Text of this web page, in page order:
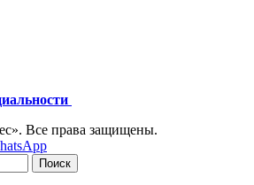
Все права защищены.
Поиск